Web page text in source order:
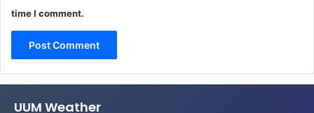
time I comment.
UUM Weather